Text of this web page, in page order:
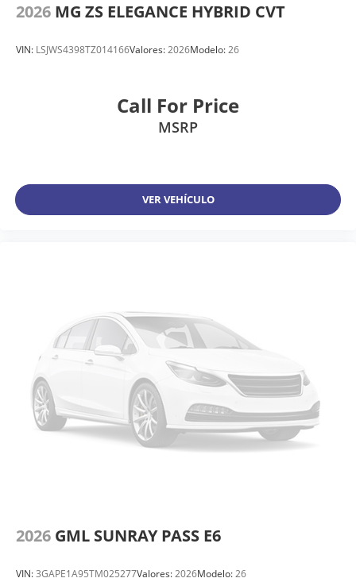
2026 MG ZS ELEGANCE HYBRID CVT
VIN: LSJWS4398TZ014166Valores:2026Modelo:26
Call For Price
MSRP
VER VEHÍCULO
2026 GML SUNRAY PASS E6
VIN:3GAPE1A95TM025277Valores:2026Modelo:26